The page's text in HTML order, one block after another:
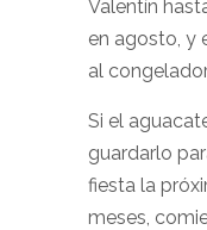
Valentín
en agosto, y
al
Si el
guardarlo
fiesta la
meses,